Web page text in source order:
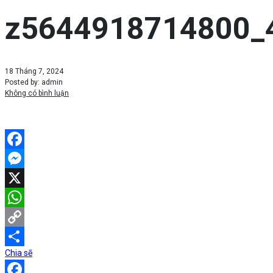
18 Tháng 7, 2024
Posted by: admin
Không có bình luận
Facebook
Messenger
X
WhatsApp
Copy
Link
Share
Chia sẽ